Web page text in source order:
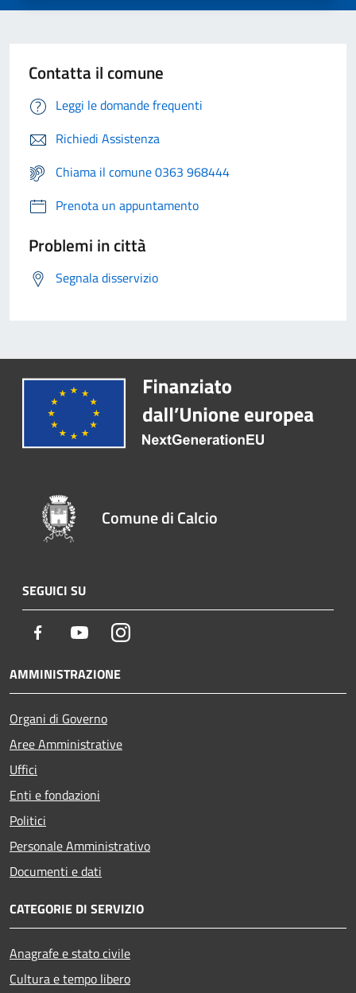
Contatta il comune
Leggi le domande frequenti
Richiedi Assistenza
Chiama il comune 0363 968444
Prenota un appuntamento
Problemi in città
Segnala disservizio
Comune di Calcio
SEGUICI SU
Facebook YoutubeInstagram
AMMINISTRAZIONE
Organi di Governo
Aree Amministrative
Uffici
Enti e fondazioni
Politici
Personale Amministrativo
Documenti e dati
CATEGORIE DI SERVIZIO
Anagrafe e stato civile
Cultura e tempo libero